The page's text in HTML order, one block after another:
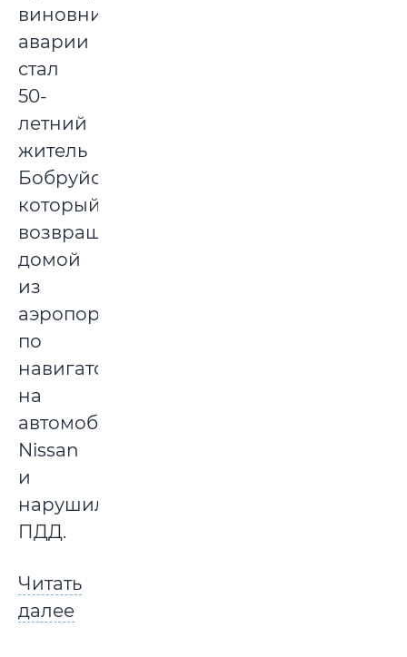
виновником
аварии
стал
50-
летний
житель
Бобруйска,
который
возвращался
домой
из
аэропорта
по
навигатору
на
автомобиле
Nissan
и
нарушил
ПДД.
Читать
далее